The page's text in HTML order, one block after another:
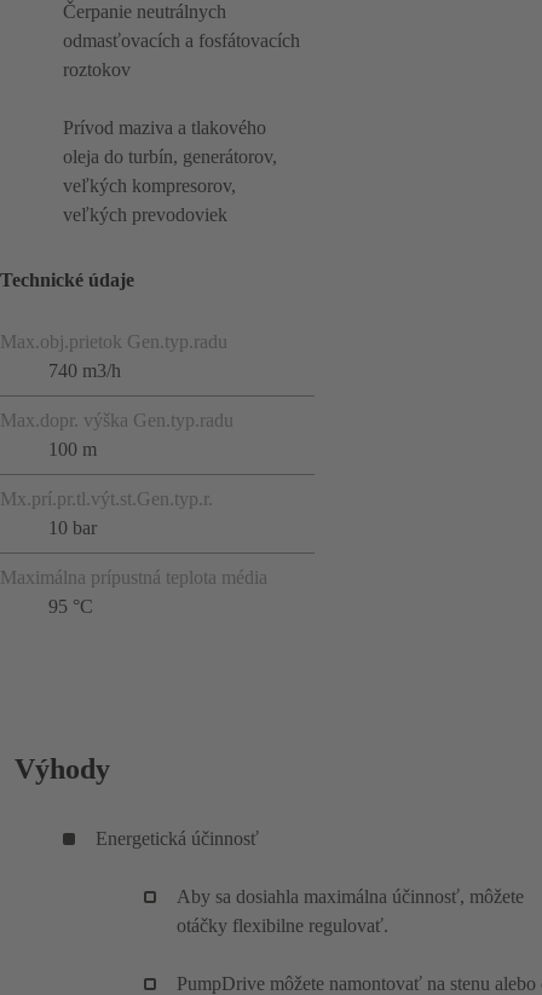
Čerpanie neutrálnych
odmasťovacích a fosfátovacích
roztokov
Prívod maziva a tlakového
oleja do turbín, generátorov,
veľkých kompresorov,
veľkých prevodoviek
Technické údaje
Max.obj.prietok Gen.typ.radu
740 m3/h
Max.dopr. výška Gen.typ.radu
100 m
Mx.prí.pr.tl.výt.st.Gen.typ.r.
10 bar
Maximálna prípustná teplota média
95 °C
Výhody
Energetická účinnosť
Aby sa dosiahla maximálna účinnosť, môžete
otáčky flexibilne regulovať.
PumpDrive môžete namontovať na stenu alebo